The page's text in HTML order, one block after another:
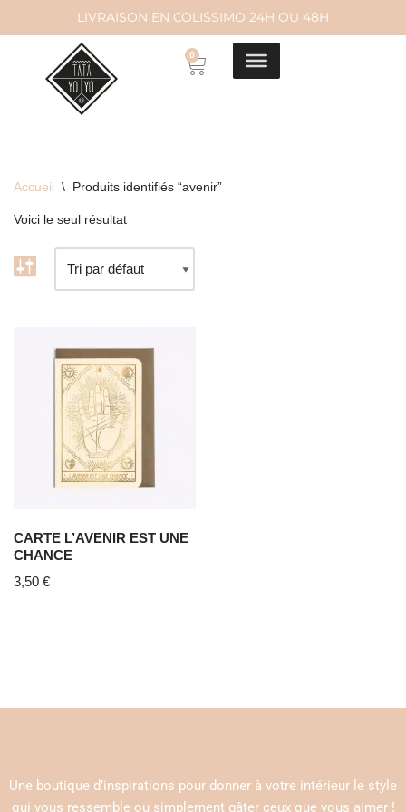
contenu
LIVRAISON EN COLISSIMO 24H OU 48H
0
Accueil \ Produits identifiés “avenir”
Voici le seul résultat
CARTE L’AVENIR EST UNE
CHANCE
3,50 €
Une boutique d’inspirations pour donner à votre intérieur le style
qui vous ressemble ou simplement gâter ceux que vous aimer !